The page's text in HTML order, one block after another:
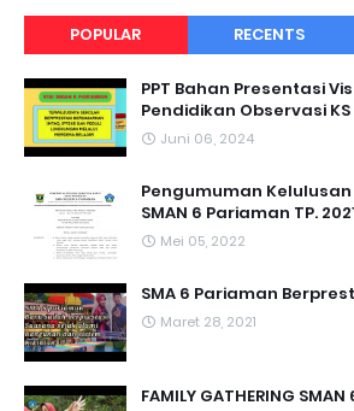
POPULAR RECENTS
PPT Bahan Presentasi
Pendidikan Observasi
Juni 06, 2024
Pengumuman
SMAN 6 Pariaman TP.
Mei 05, 2022
SMA 6 Pariaman
Maret 28, 2021
FAMILY GATHERING SMAN